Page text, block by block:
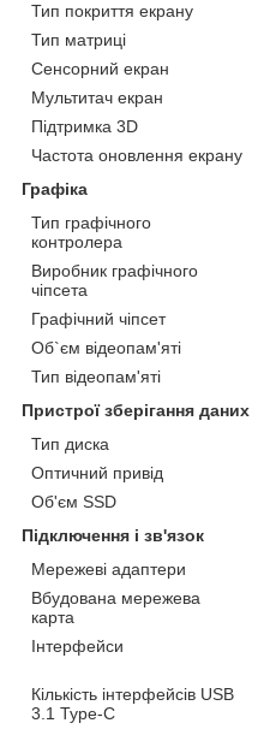
Тип покриття екрану
Тип матриці
Сенсорний екран
Мультитач екран
Підтримка 3D
Частота оновлення екрану
Графіка
Тип графічного
контролера
Виробник графічного
чіпсета
Графічний чіпсет
Об`єм відеопам'яті
Тип відеопам'яті
Пристрої зберігання даних
Тип диска
Оптичний привід
Об'єм SSD
Підключення і зв'язок
Мережеві адаптери
Вбудована мережева
карта
Інтерфейси
Кількість інтерфейсів USB
3.1 Type-C